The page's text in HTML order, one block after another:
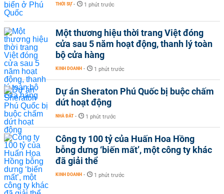
THỜI SỰ - 1 phút trước
Một thương hiệu thời trang Việt đóng
cửa sau 5 năm hoạt động, thanh lý toàn
bộ cửa hàng
KINH DOANH - 1 phút trước
Dự án Sheraton Phú Quốc bị buộc chấm
dứt hoạt động
NHÀ ĐẤT - 1 phút trước
Công ty 100 tỷ của Huấn Hoa Hồng
bỗng dưng ‘biến mất’, một công ty khác
đã giải thể
KINH DOANH - 1 phút trước